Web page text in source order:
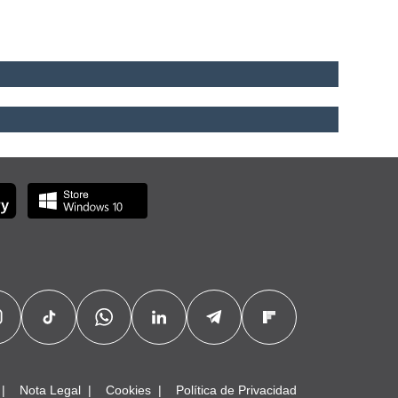
Nota Legal Cookies Política de Privacidad